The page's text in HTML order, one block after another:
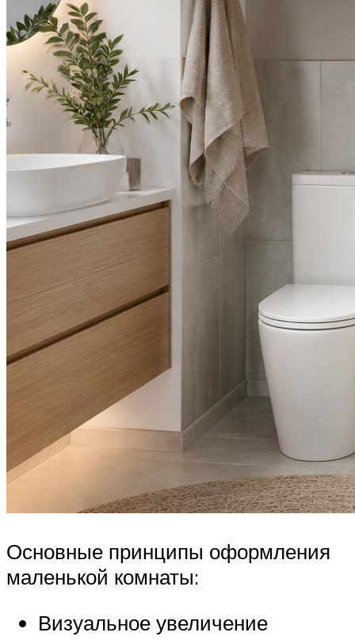
Основные принципы оформления
маленькой комнаты:
Визуальное увеличение